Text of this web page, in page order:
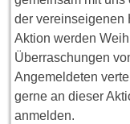
der vereinseigenen
Aktion werden
Überraschungen
Angemeldeten
gerne an dieser
anmelden.